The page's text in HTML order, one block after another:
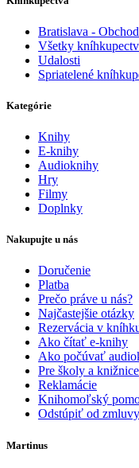
Bratislava -
Všetky
Udalosti
Spriatelené
Kategórie
Knihy
E-knihy
Audioknihy
Hry
Filmy
Doplnky
Nakupujte u nás
Doručenie
Platba
Prečo práve u nás?
Najčastejšie otázky
Rezervácia v
Ako čítať e-knihy
Ako počúvať
Pre školy a knižnice
Reklamácie
Knihomoľský
Odstúpiť od zmluvy
Martinus